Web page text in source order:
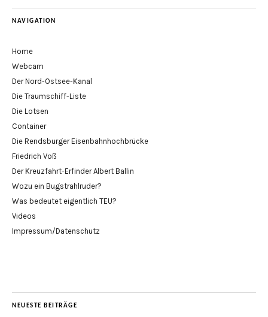
NAVIGATION
Home
Webcam
Der Nord-Ostsee-Kanal
Die Traumschiff-Liste
Die Lotsen
Container
Die Rendsburger Eisenbahnhochbrücke
Friedrich Voß
Der Kreuzfahrt-Erfinder Albert Ballin
Wozu ein Bugstrahlruder?
Was bedeutet eigentlich TEU?
Videos
Impressum/Datenschutz
NEUESTE BEITRÄGE